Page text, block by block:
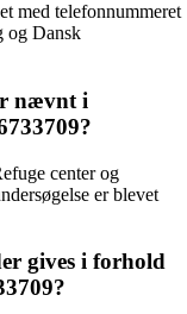
med telefonnummeret
og Dansk
nævnt i
center og
er blevet
gives i forhold